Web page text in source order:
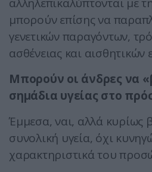
μπορούν επίσης να
γενετικών παραγόντων,
ασθένειας και
Μπορούν οι άνδρες να
σημάδια υγείας στο
Έμμεσα, ναι, αλλά κυρίως
συνολική υγεία, όχι
χαρακτηριστικά του